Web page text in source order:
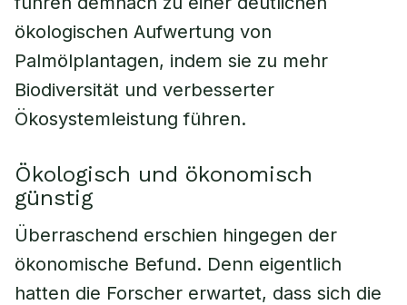
ökologischen Aufwertung von
Palmölplantagen, indem sie zu mehr
Biodiversität und verbesserter
Ökosystemleistung führen.
Ökologisch und ökonomisch
günstig
Überraschend erschien hingegen der
ökonomische Befund. Denn eigentlich
hatten die Forscher erwartet, dass sich die